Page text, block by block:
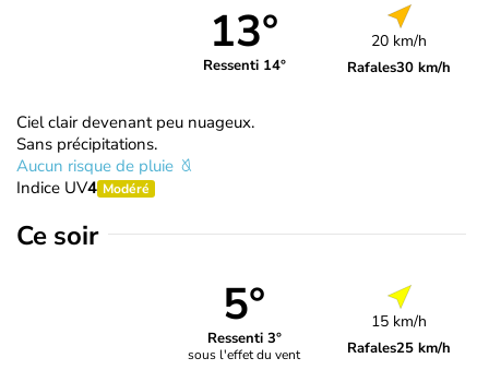
13°
Ressenti 14°
20 km/h
Rafales30 km/h
Ciel clair devenant peu nuageux.
Sans précipitations.
Aucun risque de pluie
Indice UV4 Modéré
Ce soir
5°
Ressenti 3°
sous l'effet du vent
15 km/h
Rafales25 km/h